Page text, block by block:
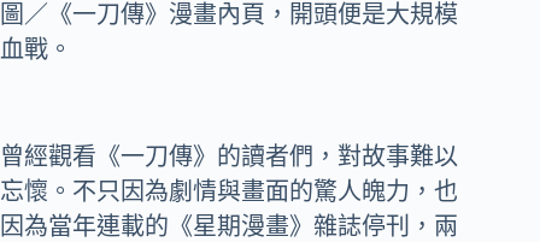
圖／《一刀傳》漫畫內頁，開頭便是大規模
血戰。
曾經觀看《一刀傳》的讀者們，對故事難以
忘懷。不只因為劇情與畫面的驚人魄力，也
因為當年連載的《星期漫畫》雜誌停刊，兩